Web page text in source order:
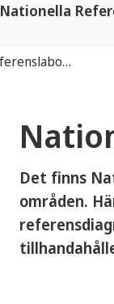
Nationella
Nationella Referenslaboratorier
Det finns
områden.